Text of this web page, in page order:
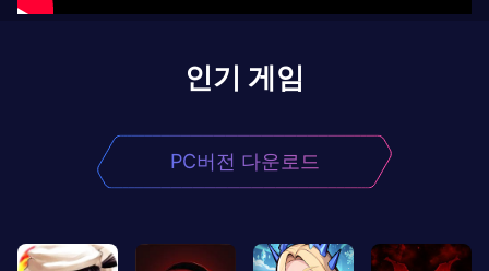
인기 게임
PC버전 다운로드